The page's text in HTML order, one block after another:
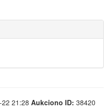
21:28 Aukciono ID: 38420